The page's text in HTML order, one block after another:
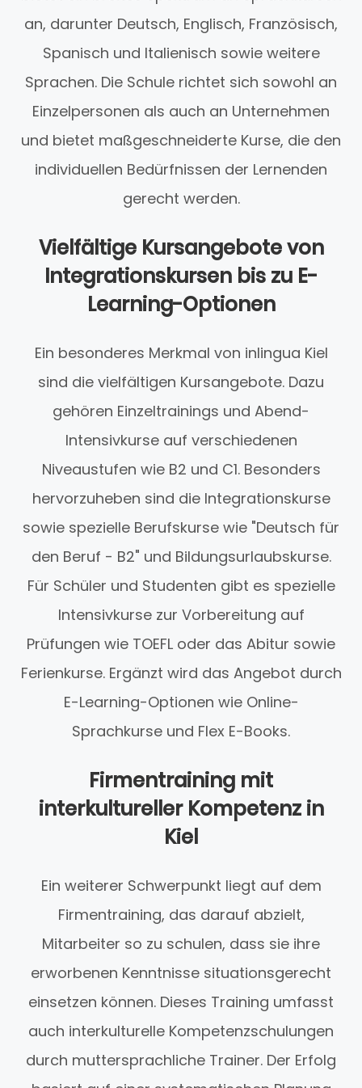
an, darunter Deutsch, Englisch, Französisch,
Spanisch und Italienisch sowie weitere
Sprachen. Die Schule richtet sich sowohl an
Einzelpersonen als auch an Unternehmen
und bietet maßgeschneiderte Kurse, die den
individuellen Bedürfnissen der Lernenden
gerecht werden.
Vielfältige Kursangebote von
Integrationskursen bis zu E-
Learning-Optionen
Ein besonderes Merkmal von inlingua Kiel
sind die vielfältigen Kursangebote. Dazu
gehören Einzeltrainings und Abend-
Intensivkurse auf verschiedenen
Niveaustufen wie B2 und C1. Besonders
hervorzuheben sind die Integrationskurse
sowie spezielle Berufskurse wie "Deutsch für
den Beruf - B2" und Bildungsurlaubskurse.
Für Schüler und Studenten gibt es spezielle
Intensivkurse zur Vorbereitung auf
Prüfungen wie TOEFL oder das Abitur sowie
Ferienkurse. Ergänzt wird das Angebot durch
E-Learning-Optionen wie Online-
Sprachkurse und Flex E-Books.
Firmentraining mit
interkultureller Kompetenz in
Kiel
Ein weiterer Schwerpunkt liegt auf dem
Firmentraining, das darauf abzielt,
Mitarbeiter so zu schulen, dass sie ihre
erworbenen Kenntnisse situationsgerecht
einsetzen können. Dieses Training umfasst
auch interkulturelle Kompetenzschulungen
durch muttersprachliche Trainer. Der Erfolg